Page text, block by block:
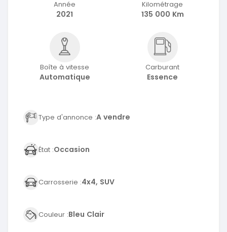
Année
2021
Kilométrage
135 000 Km
Boîte à vitesse
Automatique
Carburant
Essence
Type d'annonce :A vendre
État :Occasion
Carrosserie :4x4, SUV
Couleur :Bleu Clair